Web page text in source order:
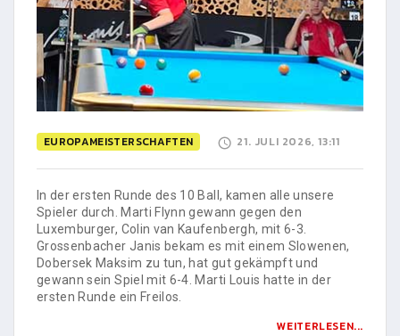
EUROPAMEISTERSCHAFTEN 21. JULI 2026, 13:11
In der ersten Runde des 10 Ball, kamen alle unsere
Spieler durch. Marti Flynn gewann gegen den
Luxemburger, Colin van Kaufenbergh, mit 6-3.
Grossenbacher Janis bekam es mit einem Slowenen,
Dobersek Maksim zu tun, hat gut gekämpft und
gewann sein Spiel mit 6-4. Marti Louis hatte in der
ersten Runde ein Freilos.
WEITERLESEN...